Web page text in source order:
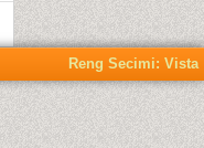
Reng Secimi: Vista